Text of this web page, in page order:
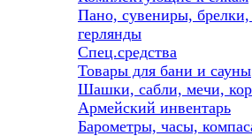
Пано, сувениры,
герлянды
Спец.средства
Товары для бани и сауны
Шашки, сабли, мечи,
Армейский инвентарь
Барометры, часы,